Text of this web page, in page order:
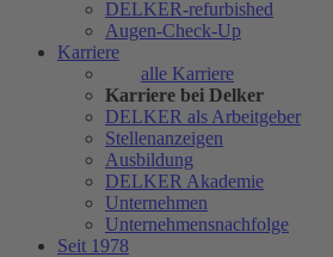
DELKER-refurbished
Augen-Check-Up
Karriere
alle Karriere
Karriere bei Delker
DELKER als Arbeitgeber
Stellenanzeigen
Ausbildung
DELKER Akademie
Unternehmen
Unternehmensnachfolge
Seit 1978